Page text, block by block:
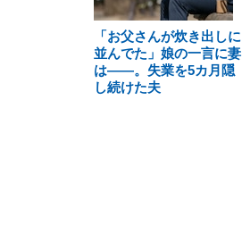
「お父さんが炊き出しに
並んでた」娘の一言に妻
は――。失業を5カ月隠
し続けた夫